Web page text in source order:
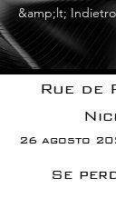
&amp;lt; Indietro
Rue de
26 agosto
Se